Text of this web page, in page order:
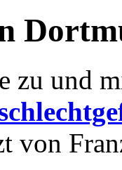
zu und
von